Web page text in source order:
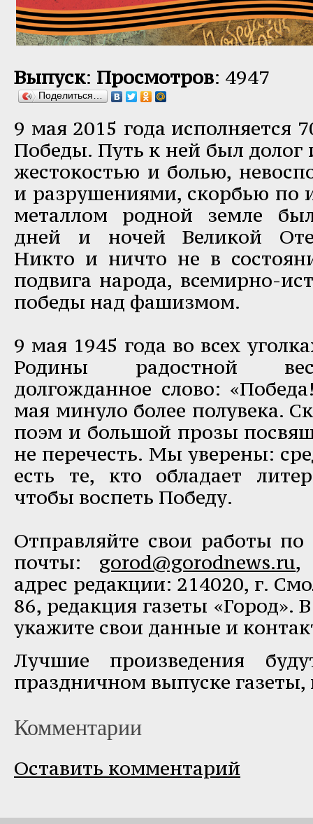
Выпуск: Просмотров: 4947
Поделиться…
9 мая 2015 года исполняется
Победы. Путь к ней был долог
жестокостью и болью,
и разрушениями, скорбью по
металлом родной земле
дней и ночей Великой
Никто и ничто не в
подвига народа, всемирно-
победы над фашизмом.
9 мая 1945 года во всех
Родины радостной
долгожданное слово:
мая минуло более полувека.
поэм и большой прозы
не перечесть. Мы уверены:
есть те, кто обладает
чтобы воспеть Победу.
Отправляйте свои работы по
почты: gorod@gorodnews.ru,
адрес редакции: 214020, г.
86, редакция газеты «Город».
укажите свои данные и
Лучшие произведения
праздничном выпуске
Комментарии
Оставить комментарий